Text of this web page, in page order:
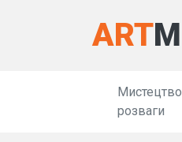
ART
розваги